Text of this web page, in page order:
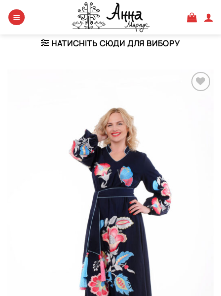
НАТИСНІТЬ СЮДИ ДЛЯ ВИБОРУ